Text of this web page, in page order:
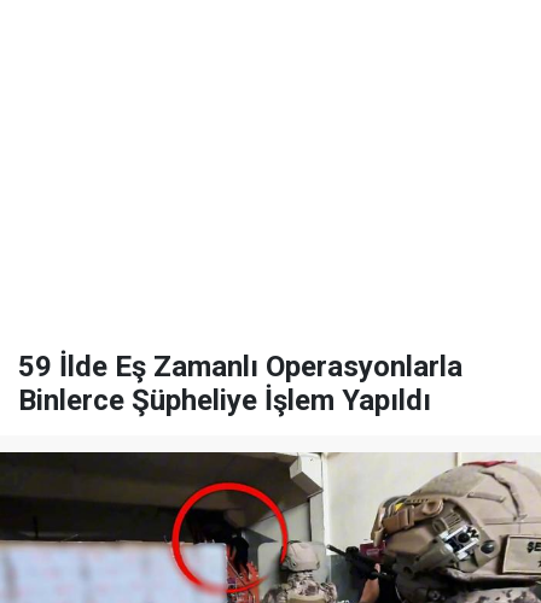
59 İlde Eş Zamanlı Operasyonlarla
Binlerce Şüpheliye İşlem Yapıldı